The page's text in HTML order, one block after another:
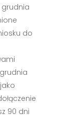
grudnia
do
90 dni